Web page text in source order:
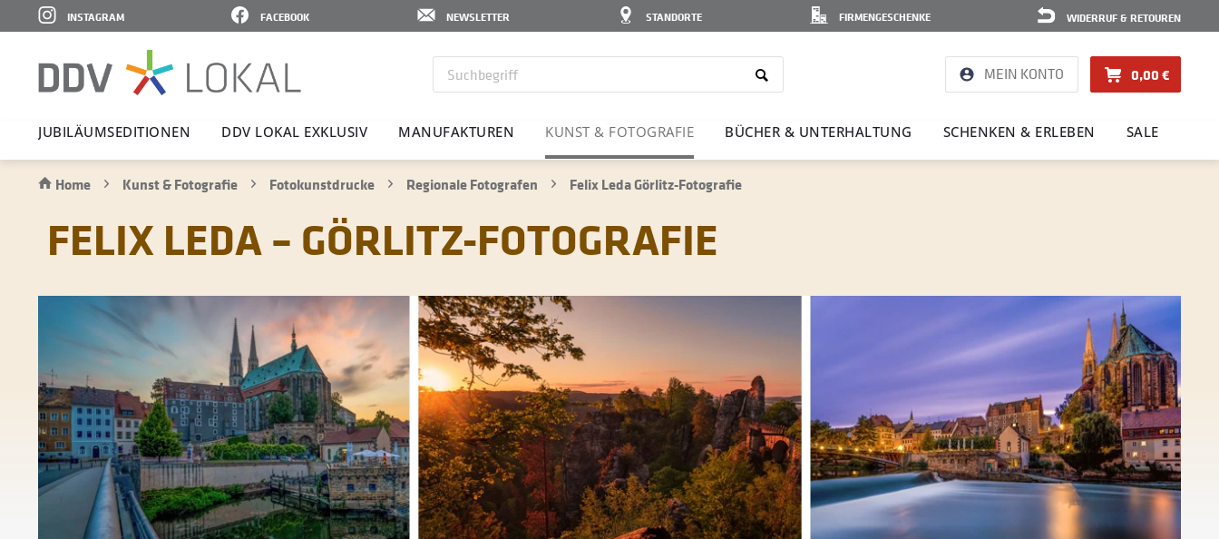
WIDERRUF & RETOUREN
FIRMENGESCHENKE
STANDORTE
NEWSLETTER
FACEBOOK
INSTAGRAM
MEIN KONTO 0,00 €
JUBI­LÄ­UMS­E­DI­TIONEN DDV LOKAL EXKLUSIV MANU­FAK­TUREN KUNST & FOTO­GRAFIE BÜCHER & UNTER­HAL­TUNG SCHENKEN & ERLEBEN SALE
Home Kunst & Fotografie Fotokunstdrucke Regionale Fotografen Felix Leda Görlitz-Fotografie
FELIX LEDA – GÖRLITZ-FOTOGRAFIE